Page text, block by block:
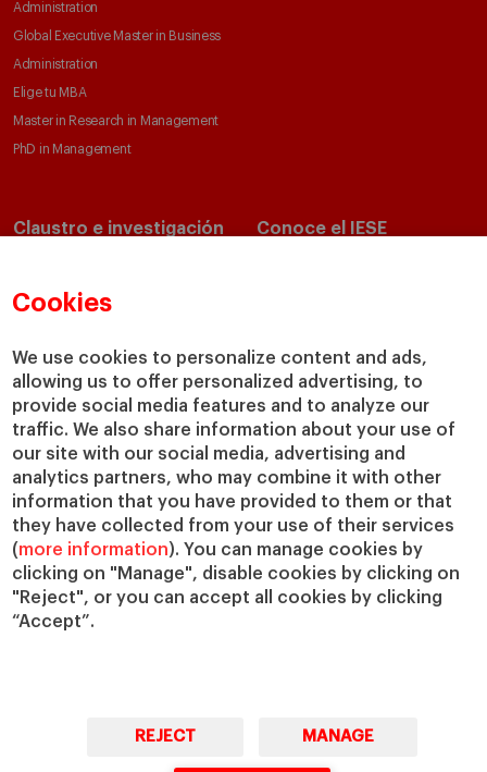
Cookies
We use cookies to personalize content and ads,
allowing us to offer personalized advertising, to
provide social media features and to analyze our
traffic. We also share information about your use of
our site with our social media, advertising and
analytics partners, who may combine it with other
information that you have provided to them or that
they have collected from your use of their services
(more information). You can manage cookies by
clicking on "Manage", disable cookies by clicking on
"Reject", or you can accept all cookies by clicking
“Accept”.
REJECT MANAGE
Administration
Global Executive Master in Business
Administration
Elige tu MBA
Master in Research in Management
PhD in Management
Claustro e investigación
Departamentos académicos
Cátedras
IESE Insight
IESE Publishing
Conoce el IESE
Nuestro impacto
Colabora con el IESE
Servicios
Biblioteca
Canal de Compliance
Capellanía
IESE Shop
Jobs @IESE
Préstamos y becas